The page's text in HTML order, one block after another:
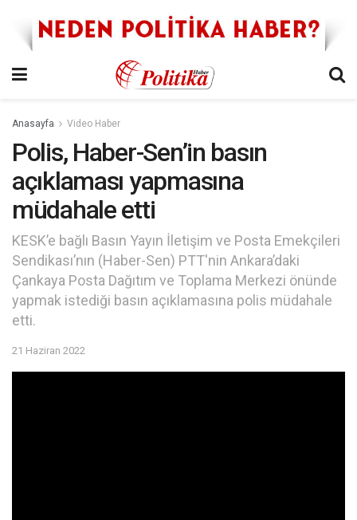
Anasayfa Video Haber
Polis, Haber-Sen’in basın
açıklaması yapmasına
müdahale etti
KESK’e bağlı Basın Yayın İletişim ve Posta Emekçileri
Sendikası’nın (Haber-Sen) PTT'nin Ankara’daki
Çankaya Posta Dağıtım ve Toplama Merkezi önünde
yapmak istediği basın açıklamasına polis müdahale
etti.
21 Haziran 2022